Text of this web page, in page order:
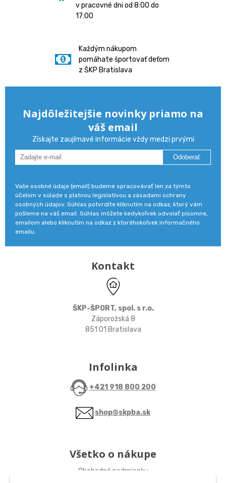
v pracovné dni od 8:00 do
17:00
Každým nákupom
pomáhate športovať deťom
z ŠKP Bratislava
Najdôležitejšie novinky priamo na
váš email
Získajte zaujímavé informácie vždy medzi prvými
Odoberať
Vaše osobné údaje (email) budeme spracovávať len za týmto
účelom v súlade s platnou legislatívou a zásadami ochrany
osobných údajov. Súhlas potvrdíte kliknutím na odkaz, ktorý vám
pošleme na váš email. Súhlas môžete kedykoľvek odvolať písomne,
emailom alebo kliknutím na odkaz z ktoréhokoľvek informačného
emailu.
Kontakt
ŠKP-ŠPORT, spol. s r.o.
Záporožská 8
851 01 Bratislava
Infolinka
+421 918 800 200
shop@skpba.sk
Všetko o nákupe
Obchodné podmienky